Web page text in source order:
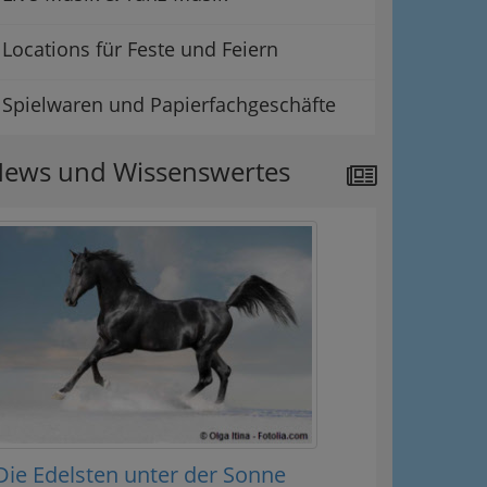
Locations für Feste und Feiern
Spielwaren und Papierfachgeschäfte
und Wissenswertes
Edelsten unter der Sonne